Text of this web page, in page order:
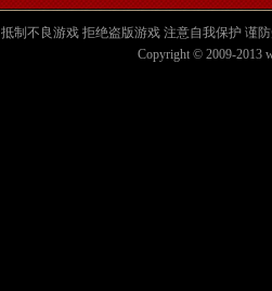
抵制不良游戏 拒绝盗版游戏 注意自我保护 谨
Copyright © 2009-2013